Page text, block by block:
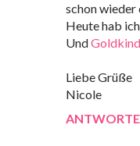
schon wieder
Heute hab
Und
Liebe Grüße
Nicole